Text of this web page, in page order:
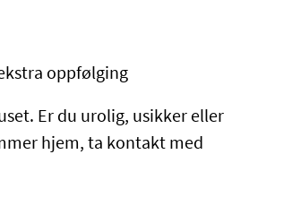
oppfølging
Er du urolig, usikker eller
hjem, ta kontakt med